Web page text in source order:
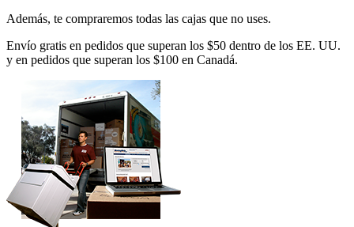
Además, te compraremos todas las cajas que no uses.
Envío gratis en pedidos que superan los $50 dentro de los EE. UU.
y en pedidos que superan los $100 en Canadá.